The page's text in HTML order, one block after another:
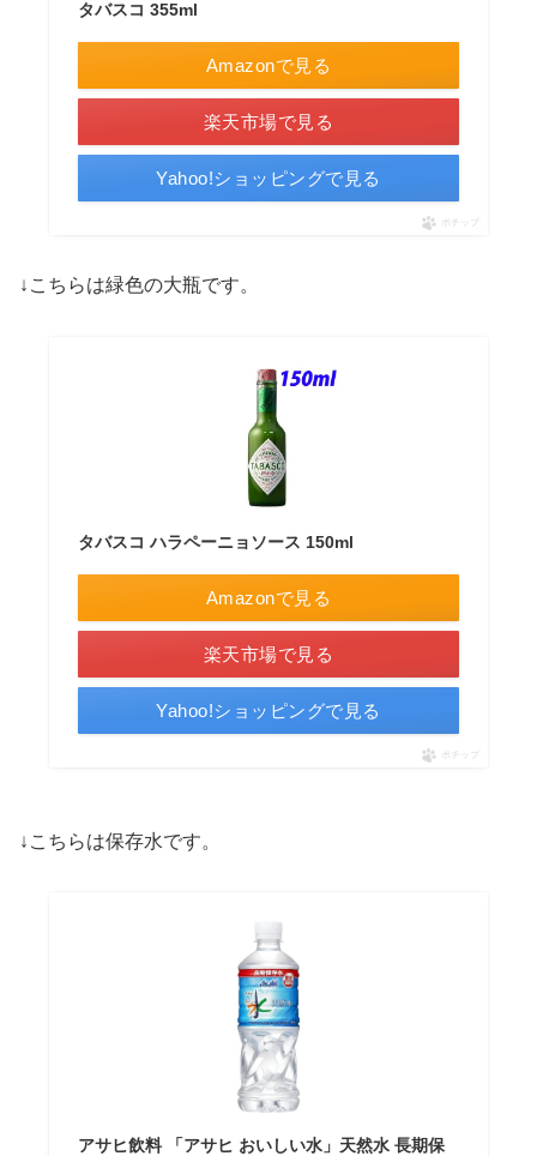
タバスコ 355ml
Amazonで見る
楽天市場で見る
Yahoo!ショッピングで見る
ポチップ
↓こちらは緑色の大瓶です。
タバスコ ハラペーニョソース 150ml
Amazonで見る
楽天市場で見る
Yahoo!ショッピングで見る
ポチップ
↓こちらは保存水です。
アサヒ飲料 「アサヒ おいしい水」天然水 長期保